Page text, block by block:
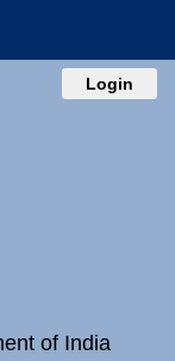
Login
of India